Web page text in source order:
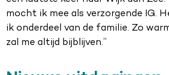
mocht ik mee als verzorgende IG.
ik onderdeel van de familie. Zo
zal me altijd bijblijven.”